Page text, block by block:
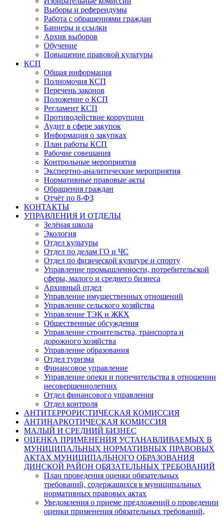
Выборы и референдумы
Работа с обращениями граждан
Баннеры и ссылки
Архив выборов
Обучение
Повышение правовой культуры
КСП
Общая информация
Полномочия КСП
Перечень законов
Положение о КСП
Регламент КСП
Противодействие коррупции
Аудит в сфере закупок
Информация о закупках
План работы КСП
Рабочие совещания
Контрольные мероприятия
Экспертно-аналитические мероприятия
Нормативные правовые акты
Обращения граждан
Отчёт по 8-ФЗ
КОНТАКТЫ
УПРАВЛЕНИЯ И ОТДЕЛЫ
Зелёная школа
Экология
Отдел культуры
Отдел по делам ГО и ЧС
Отдел по физической культуре и спорту
Управление промышленности, потребительской
сферы, малого и среднего бизнеса
Архивный отдел
Управление имущественных отношений
Управление сельского хозяйства
Управление ТЭК и ЖКХ
Общественные обсуждения
Управление строительства, транспорта и
дорожного хозяйства
Управление образования
Отдел туризма
Финансовое управление
Управление опеки и попечительства в отношении
несовершеннолетних
Отдел финансового управления
Отдел контроля
АНТИТЕРРОРИСТИЧЕСКАЯ КОМИССИЯ
АНТИНАРКОТИЧЕСКАЯ КОМИССИЯ
МАЛЫЙ И СРЕДНИЙ БИЗНЕС
ОЦЕНКА ПРИМЕНЕНИЯ УСТАНАВЛИВАЕМЫХ В
МУНИЦИПАЛЬНЫХ НОРМАТИВНЫХ ПРАВОВЫХ
АКТАХ МУНИЦИПАЛЬНОГО ОБРАЗОВАНИЯ
ДИНСКОЙ РАЙОН ОБЯЗАТЕЛЬНЫХ ТРЕБОВАНИЙ
План проведения оценки обязательных
требований, содержащихся в муниципальных
нормативных правовых актах
Уведомления о приеме предложений о проведении
оценки применения обязательных требований,